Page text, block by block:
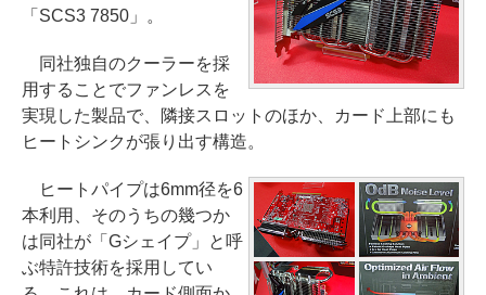
「SCS3 7850」。
同社独自のクーラーを採
用することでファンレスを
実現した製品で、隣接スロットのほか、カード上部にも
ヒートシンクが張り出す構造。
ヒートパイプは6mm径を6
本利用、そのうちの幾つか
は同社が「Gシェイプ」と呼
ぶ特許技術を採用してい